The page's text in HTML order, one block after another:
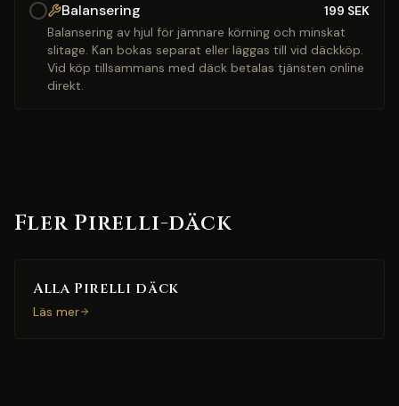
Balansering 199 SEK
Balansering av hjul för jämnare körning och minskat
slitage. Kan bokas separat eller läggas till vid däckköp.
Vid köp tillsammans med däck betalas tjänsten online
direkt.
Fler Pirelli-däck
Alla Pirelli däck
Läs mer